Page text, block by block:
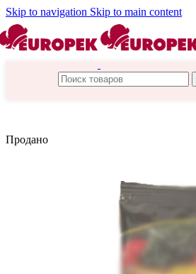
Skip to navigation Skip to main content
Продано